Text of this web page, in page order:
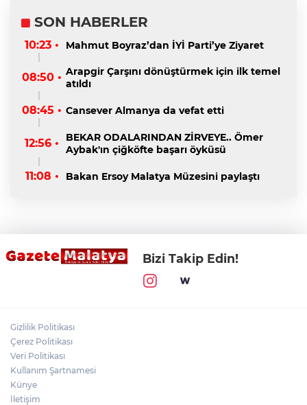
SON HABERLER
10:23 • Mahmut Boyraz’dan İYİ Parti’ye Ziyaret
08:50 • Arapgir Çarşını dönüştürmek için ilk temel
atıldı
08:45 • Cansever Almanya da vefat etti
12:56 •
BEKAR ODALARINDAN ZİRVEYE.. Ömer
Aybak'ın çiğköfte başarı öyküsü
11:08 • Bakan Ersoy Malatya Müzesini paylaştı
Bizi Takip Edin!
Gizlilik Politikası
Çerez Politikası
Veri Politikası
Kullanım Şartnamesi
Künye
İletişim